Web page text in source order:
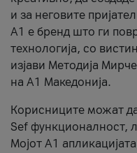
и за неговите
А1 е бренд што ги
технологија, со
изјави Методија
на А1 Македонија.
Корисниците можат
Sef функционалност,
Мојот А1